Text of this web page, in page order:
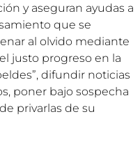
y aseguran ayudas a
que se
al olvido mediante
justo progreso en la
difundir noticias
poner bajo sospecha
privarlas de su